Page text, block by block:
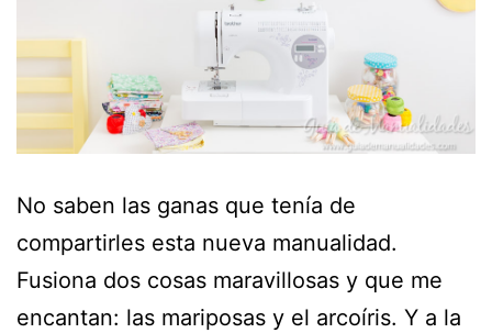
No saben las ganas que tenía de
compartirles esta nueva manualidad.
Fusiona dos cosas maravillosas y que me
encantan: las mariposas y el arcoíris. Y a la